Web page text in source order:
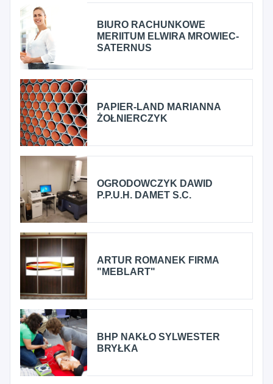
BIURO RACHUNKOWE
MERIITUM ELWIRA MROWIEC-
SATERNUS
PAPIER-LAND MARIANNA
ŻOŁNIERCZYK
OGRODOWCZYK DAWID
P.P.U.H. DAMET S.C.
ARTUR ROMANEK FIRMA
"MEBLART"
BHP NAKŁO SYLWESTER
BRYŁKA